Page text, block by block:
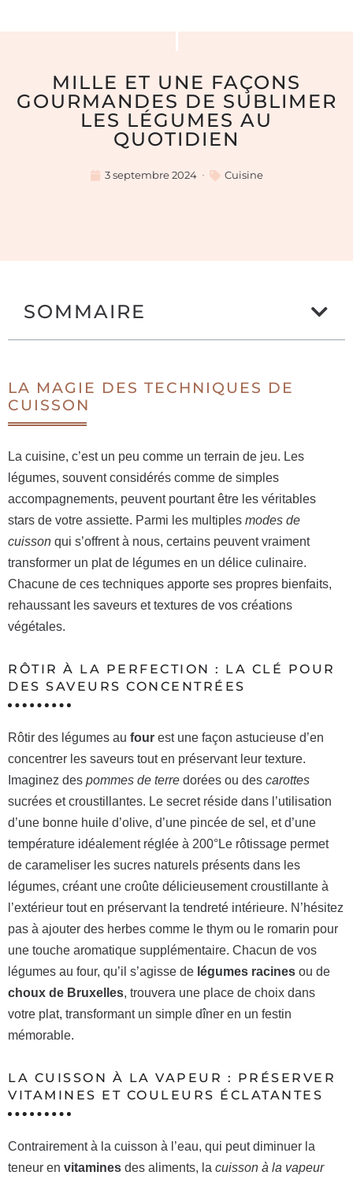
MILLE ET UNE FAÇONS
GOURMANDES DE SUBLIMER
LES LÉGUMES AU
QUOTIDIEN
3 septembre 2024 Cuisine
SOMMAIRE
LA MAGIE DES TECHNIQUES DE
CUISSON
La cuisine, c’est un peu comme un terrain de jeu. Les
légumes, souvent considérés comme de simples
accompagnements, peuvent pourtant être les véritables
stars de votre assiette. Parmi les multiples modes de
cuisson qui s’offrent à nous, certains peuvent vraiment
transformer un plat de légumes en un délice culinaire.
Chacune de ces techniques apporte ses propres bienfaits,
rehaussant les saveurs et textures de vos créations
végétales.
RÔTIR À LA PERFECTION : LA CLÉ POUR
DES SAVEURS CONCENTRÉES
Rôtir des légumes au four est une façon astucieuse d’en
concentrer les saveurs tout en préservant leur texture.
Imaginez des pommes de terre dorées ou des carottes
sucrées et croustillantes. Le secret réside dans l’utilisation
d’une bonne huile d’olive, d’une pincée de sel, et d’une
température idéalement réglée à 200°Le rôtissage permet
de carameliser les sucres naturels présents dans les
légumes, créant une croûte délicieusement croustillante à
l’extérieur tout en préservant la tendreté intérieure. N’hésitez
pas à ajouter des herbes comme le thym ou le romarin pour
une touche aromatique supplémentaire. Chacun de vos
légumes au four, qu’il s’agisse de légumes racines ou de
choux de Bruxelles, trouvera une place de choix dans
votre plat, transformant un simple dîner en un festin
mémorable.
LA CUISSON À LA VAPEUR : PRÉSERVER
VITAMINES ET COULEURS ÉCLATANTES
Contrairement à la cuisson à l’eau, qui peut diminuer la
teneur en vitamines des aliments, la cuisson à la vapeur